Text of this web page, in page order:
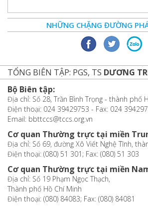
NHỮNG CHẶNG ĐƯỜNG
TỔNG BIÊN TẬP: PGS, TS DƯƠNG
Bộ Biên tập:
Địa chỉ: Số 28, Trần Bình Trọng - thành phố
Điện thoại: 024 39429753 - Fax: 024
Email: bbttccs@tccs.org.vn
Cơ quan Thường trực tại miền
Địa chỉ: Số 69, đường Xô Viết Nghệ Tĩnh,
Điện thoại: (080) 51 301; Fax: (080) 51 303
Cơ quan Thường trực tại miền
Địa chỉ: Số 19 Phạm Ngọc Thạch,
Thành phố Hồ Chí Minh
Điện thoại: (080) 84083; Fax: (080) 84081